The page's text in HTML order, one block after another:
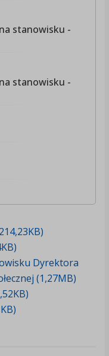
stanowisku -
stanowisku -
Dyrektora
(1,27MB)